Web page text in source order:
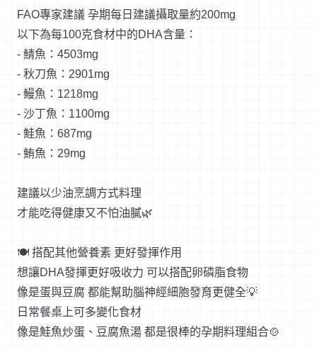
FAO專家建議 孕期每日建議攝取量約200mg
以下為每100克食材中的DHA含量：
- 鯖魚：4503mg
- 秋刀魚：2901mg
- 鰻魚：1218mg
- 沙丁魚：1100mg
- 鮭魚：687mg
- 鮪魚：29mg
建議以少油烹調方式料理
才能吃得健康又不怕油膩🌿
🍽 搭配其他營養素 更好發揮作用
想讓DHA發揮更好吸收力 可以搭配卵磷脂食物
像是蛋與豆腐 都能幫助腦神經細胞發育更健全💡
日常餐桌上可多變化食材
像是鮭魚炒蛋、豆腐魚湯 都是很棒的孕期料理組合🍲